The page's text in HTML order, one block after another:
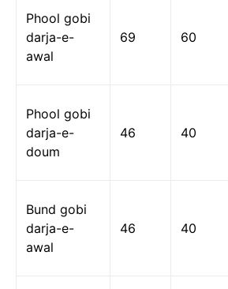
Phool gobi
darja-e-
awal
69 60
Phool gobi
darja-e-
doum
46 40
Bund gobi
darja-e-
awal
46 40